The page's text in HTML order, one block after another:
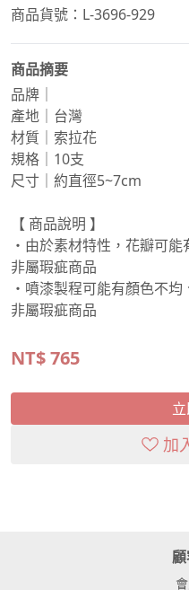
商品貨號：L-3696-929
商品摘要
品牌｜
產地｜台灣
材質｜索拉花
規格｜10支
尺寸｜約直徑5~7cm
【 商品說明 】
・由於素材特性，花瓣可
非屬瑕疵商品
・噴漆製程可能有顏色不
非屬瑕疵商品
NT$765
加